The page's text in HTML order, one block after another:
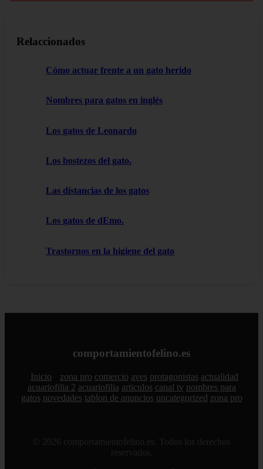
Relaccionados
Cómo actuar frente a un gato herido
Nombres para gatos en inglés
Los gatos de Leonardo
Los bostezos del gato.
Las distancias de los gatos
Los gatos de dEmo.
Trastornos en la higiene del gato
comportamientofelino.es
Inicio zona pro comercio aves protagonistas actualidad
acuariofilia 2 acuariofilia articulos canal tv nombres para
gatos novedades tablon de anuncios uncategorized zona pro
© 2026 comportamientofelino.es. Todos los derechos
reservados.